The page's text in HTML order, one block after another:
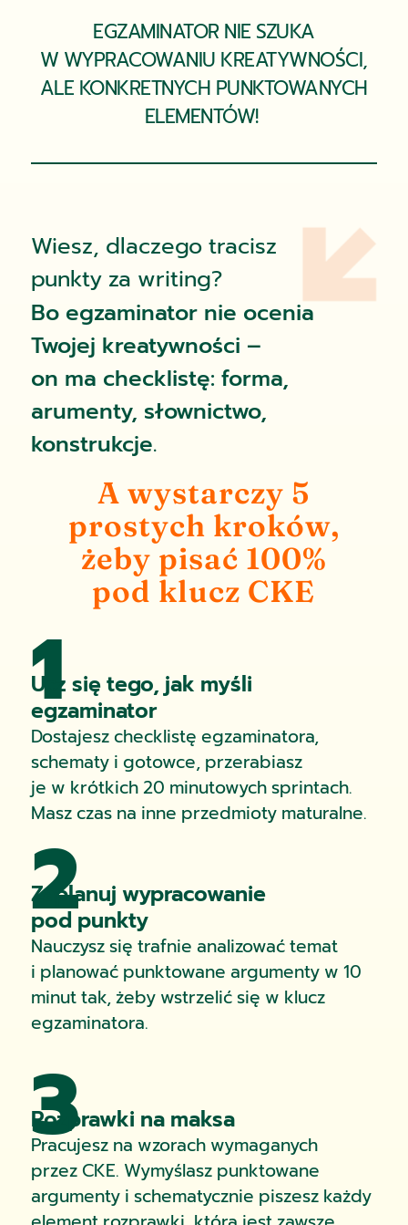
EGZAMINATOR NIE SZUKA
W WYPRACOWANIU KREATYWNOŚCI,
ALE KONKRETNYCH PUNKTOWANYCH
ELEMENTÓW!
Wiesz, dlaczego tracisz
punkty za writing?
Bo egzaminator nie ocenia
Twojej kreatywności –
on ma checklistę: forma,
arumenty, słownictwo,
konstrukcje.
A wystarczy 5
prostych kroków,
żeby pisać 100%
pod klucz CKE
1
Ucz się tego, jak myśli
egzaminator
Dostajesz checklistę egzaminatora,
schematy i gotowce, przerabiasz
je w krótkich 20 minutowych sprintach.
Masz czas na inne przedmioty maturalne.
2
Zaplanuj wypracowanie
pod punkty
Nauczysz się trafnie analizować temat
i planować punktowane argumenty w 10
minut tak, żeby wstrzelić się w klucz
egzaminatora.
3
Rozprawki na maksa
Pracujesz na wzorach wymaganych
przez CKE. Wymyślasz punktowane
argumenty i schematycznie piszesz każdy